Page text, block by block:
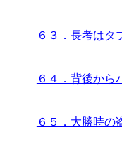
６３．長考は
６４．背後か
６５．大勝時